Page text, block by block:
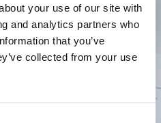
your use of our site with
and analytics partners who
that you’ve
collected from your use